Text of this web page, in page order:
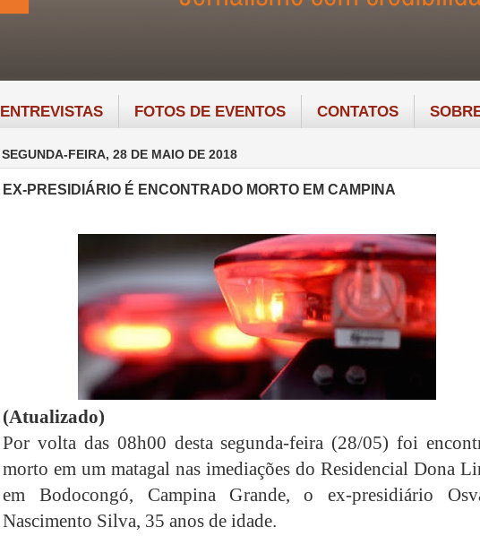
ENTREVISTAS FOTOS DE EVENTOS CONTATOS
SEGUNDA-FEIRA, 28 DE MAIO DE 2018
EX-PRESIDIÁRIO É ENCONTRADO MORTO EM CAMPINA
(Atualizado)
Por volta das 08h00 desta segunda-feira (28/05) foi
morto em um matagal nas imediações do Residencial Dona
em Bodocongó, Campina Grande, o ex-presidiário
Nascimento Silva, 35 anos de idade.